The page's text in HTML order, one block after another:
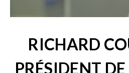
RICHARD
PRÉSIDENT